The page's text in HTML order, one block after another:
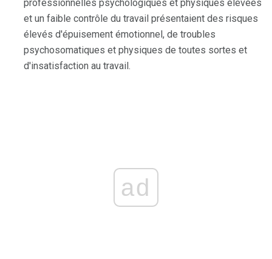
professionnelles psychologiques et physiques élevées
et un faible contrôle du travail présentaient des risques
élevés d'épuisement émotionnel, de troubles
psychosomatiques et physiques de toutes sortes et
d'insatisfaction au travail.
ad